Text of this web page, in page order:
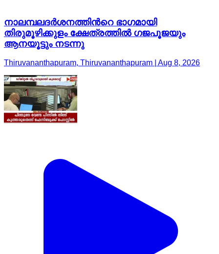
നാലമ്പലദർശനത്തിന്‍റെ ഭാഗമായി
തിരുമൂഴിക്കുളം ക്ഷേത്രത്തിൽ ഗജപൂജയും
ആനയൂട്ടും നടന്നു
Thiruvananthapuram, Thiruvananthapuram | Aug 8, 2026